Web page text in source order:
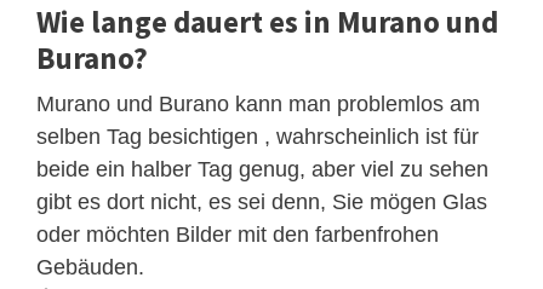
Wie lange dauert es in Murano und
Burano?
Murano und Burano kann man problemlos am
selben Tag besichtigen , wahrscheinlich ist für
beide ein halber Tag genug, aber viel zu sehen
gibt es dort nicht, es sei denn, Sie mögen Glas
oder möchten Bilder mit den farbenfrohen
Gebäuden.